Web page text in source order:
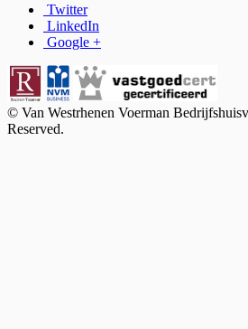
Twitter
LinkedIn
Google +
© Van Westrhenen Voerman
Reserved.